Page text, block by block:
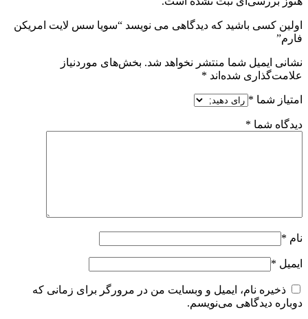
اولین کسی باشید که دیدگاهی می نویسد “سویا سس لایت امریکن
فارم”
نشانی ایمیل شما منتشر نخواهد شد. بخش‌های موردنیاز
علامت‌گذاری شده‌اند *
امتیاز شما *
دیدگاه شما *
نام *
ایمیل *
ذخیره نام، ایمیل و وبسایت من در مرورگر برای زمانی که
دوباره دیدگاهی می‌نویسم.